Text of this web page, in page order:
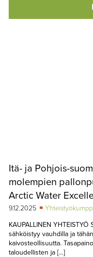
Itä- ja Pohjois-
molempien
Arctic Water
9.12.2025
KAUPALLINEN
sähköistyy vauhdilla ja
kaivosteollisuutta.
taloudellisten ja […]